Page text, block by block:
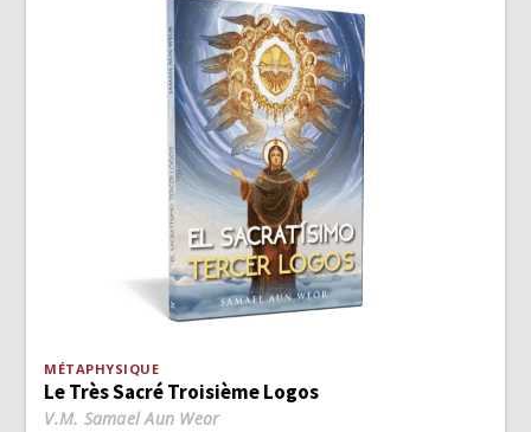
MÉTAPHYSIQUE
Le Très Sacré Troisième Logos
V.M. Samael Aun Weor